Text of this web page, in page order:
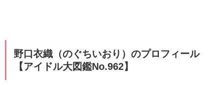
​​​​野口衣織（のぐちいおり）のプロフィール
【アイドル大図鑑No.962】